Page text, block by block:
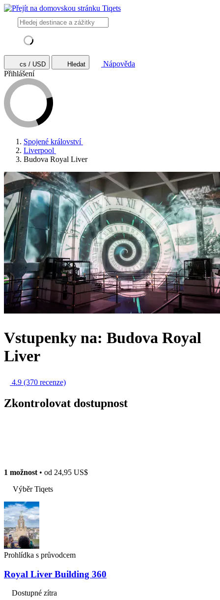
cs / USD Hledat
Nápověda
Přihlášení
Spojené království
Liverpool
Budova Royal Liver
Vstupenky na: Budova Royal
Liver
4.9 (370 recenze)
Zkontrolovat dostupnost
1 možnost • od 24,95 US$
Výběr Tiqets
Prohlídka s průvodcem
Royal Liver Building 360
Dostupné zítra